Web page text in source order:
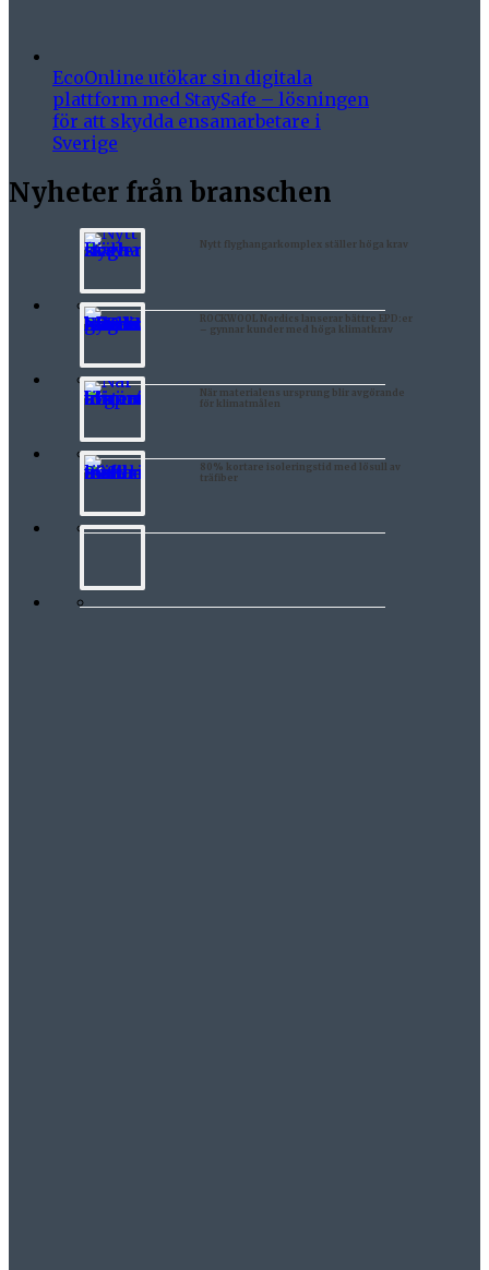
EcoOnline utökar sin digitala
plattform med StaySafe – lösningen
för att skydda ensamarbetare i
Sverige
Nyheter från branschen
Nytt flyghangarkomplex ställer höga krav
ROCKWOOL Nordics lanserar bättre EPD:er
– gynnar kunder med höga klimatkrav
När materialens ursprung blir avgörande
för klimatmålen
80% kortare isoleringstid med lösull av
träfiber